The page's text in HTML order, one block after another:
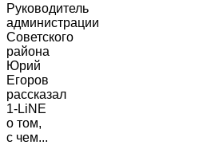
Руководитель
администрации
Советского
района
Юрий
Егоров
рассказал
1-LiNE
о том,
с чем...